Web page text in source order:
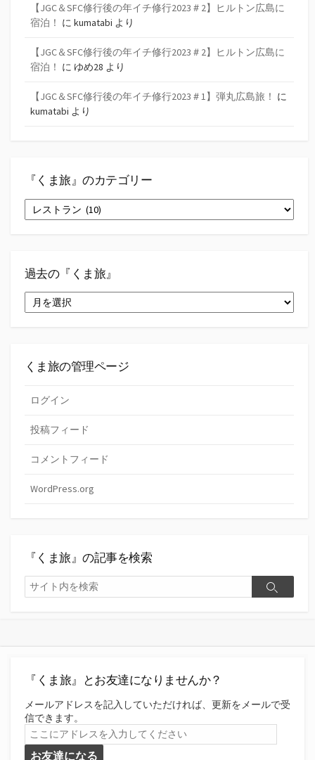
【JGC＆SFC修行後の年イチ修行2023＃2】ヒルトン広島に
宿泊！ に kumatabi より
【JGC＆SFC修行後の年イチ修行2023＃2】ヒルトン広島に
宿泊！ に ゆめ28 より
【JGC＆SFC修行後の年イチ修行2023＃1】弾丸広島旅！ に
kumatabi より
『くま旅』のカテゴリー
『く
ま
テ
ー
過去の『くま旅』
去
旅』
くま旅の管理ページ
ログイン
投稿フィード
コメントフィード
WordPress.org
『くま旅』の記事を検索
検
索
検
『くま旅』とお友達になりませんか？
メールアドレスを記入していただければ、更新をメールで受
信できます。
こ
こ
にお友達になる